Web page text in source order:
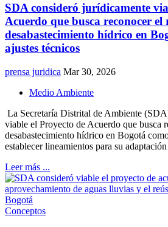
SDA consideró jurídicamente
Acuerdo que busca reconocer el
desabastecimiento hídrico en
ajustes técnicos
prensa juridica Mar 30, 2026
Medio Ambiente
La Secretaría Distrital de Ambiente
viable el Proyecto de Acuerdo que busca
desabastecimiento hídrico en Bogotá
establecer lineamientos para su
Leer más ...
Conceptos